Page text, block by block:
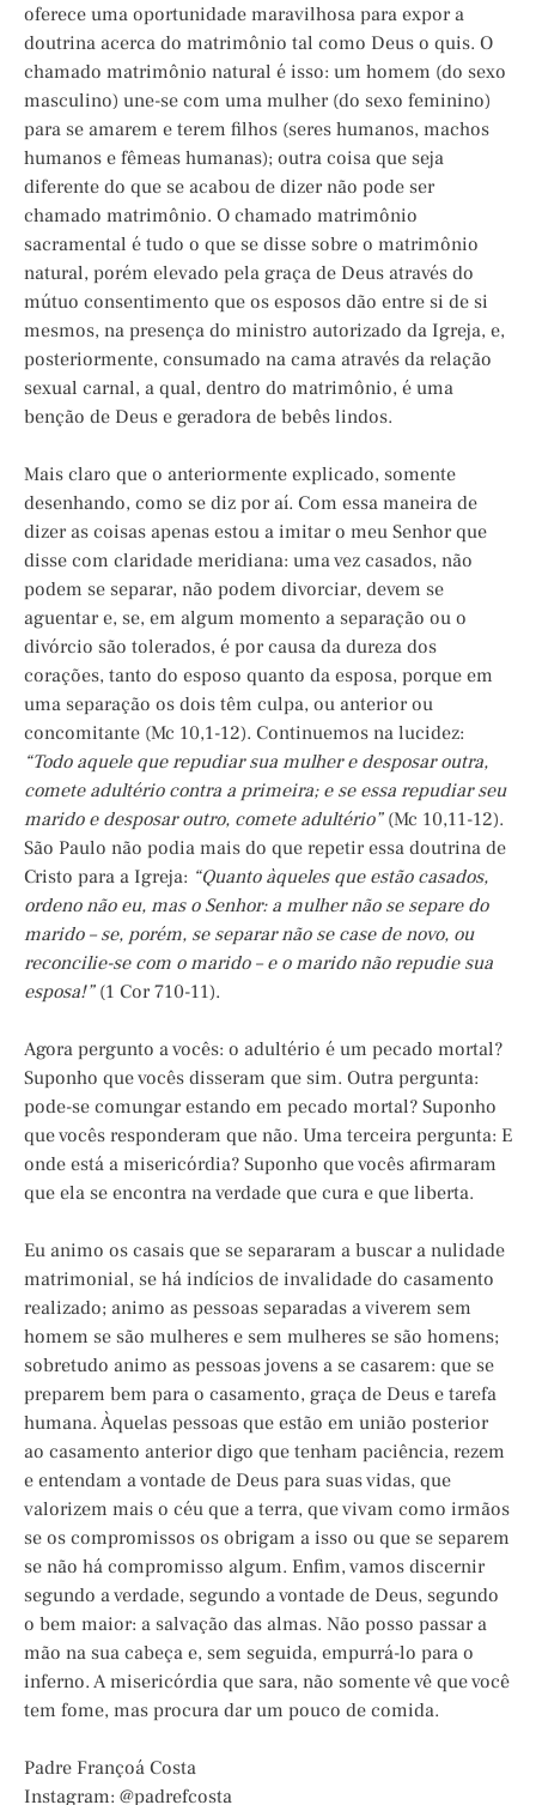
oferece uma oportunidade maravilhosa para expor a
doutrina acerca do matrimônio tal como Deus o quis. O
chamado matrimônio natural é isso: um homem (do sexo
masculino) une-se com uma mulher (do sexo feminino)
para se amarem e terem filhos (seres humanos, machos
humanos e fêmeas humanas); outra coisa que seja
diferente do que se acabou de dizer não pode ser
chamado matrimônio. O chamado matrimônio
sacramental é tudo o que se disse sobre o matrimônio
natural, porém elevado pela graça de Deus através do
mútuo consentimento que os esposos dão entre si de si
mesmos, na presença do ministro autorizado da Igreja, e,
posteriormente, consumado na cama através da relação
sexual carnal, a qual, dentro do matrimônio, é uma
benção de Deus e geradora de bebês lindos.
Mais claro que o anteriormente explicado, somente
desenhando, como se diz por aí. Com essa maneira de
dizer as coisas apenas estou a imitar o meu Senhor que
disse com claridade meridiana: uma vez casados, não
podem se separar, não podem divorciar, devem se
aguentar e, se, em algum momento a separação ou o
divórcio são tolerados, é por causa da dureza dos
corações, tanto do esposo quanto da esposa, porque em
uma separação os dois têm culpa, ou anterior ou
concomitante (Mc 10,1-12). Continuemos na lucidez:
“Todo aquele que repudiar sua mulher e desposar outra,
comete adultério contra a primeira; e se essa repudiar seu
marido e desposar outro, comete adultério” (Mc 10,11-12).
São Paulo não podia mais do que repetir essa doutrina de
Cristo para a Igreja: “Quanto àqueles que estão casados,
ordeno não eu, mas o Senhor: a mulher não se separe do
marido – se, porém, se separar não se case de novo, ou
reconcilie-se com o marido – e o marido não repudie sua
esposa!” (1 Cor 710-11).
Agora pergunto a vocês: o adultério é um pecado mortal?
Suponho que vocês disseram que sim. Outra pergunta:
pode-se comungar estando em pecado mortal? Suponho
que vocês responderam que não. Uma terceira pergunta: E
onde está a misericórdia? Suponho que vocês afirmaram
que ela se encontra na verdade que cura e que liberta.
Eu animo os casais que se separaram a buscar a nulidade
matrimonial, se há indícios de invalidade do casamento
realizado; animo as pessoas separadas a viverem sem
homem se são mulheres e sem mulheres se são homens;
sobretudo animo as pessoas jovens a se casarem: que se
preparem bem para o casamento, graça de Deus e tarefa
humana. Àquelas pessoas que estão em união posterior
ao casamento anterior digo que tenham paciência, rezem
e entendam a vontade de Deus para suas vidas, que
valorizem mais o céu que a terra, que vivam como irmãos
se os compromissos os obrigam a isso ou que se separem
se não há compromisso algum. Enfim, vamos discernir
segundo a verdade, segundo a vontade de Deus, segundo
o bem maior: a salvação das almas. Não posso passar a
mão na sua cabeça e, sem seguida, empurrá-lo para o
inferno. A misericórdia que sara, não somente vê que você
tem fome, mas procura dar um pouco de comida.
Padre Françoá Costa
Instagram: @padrefcosta